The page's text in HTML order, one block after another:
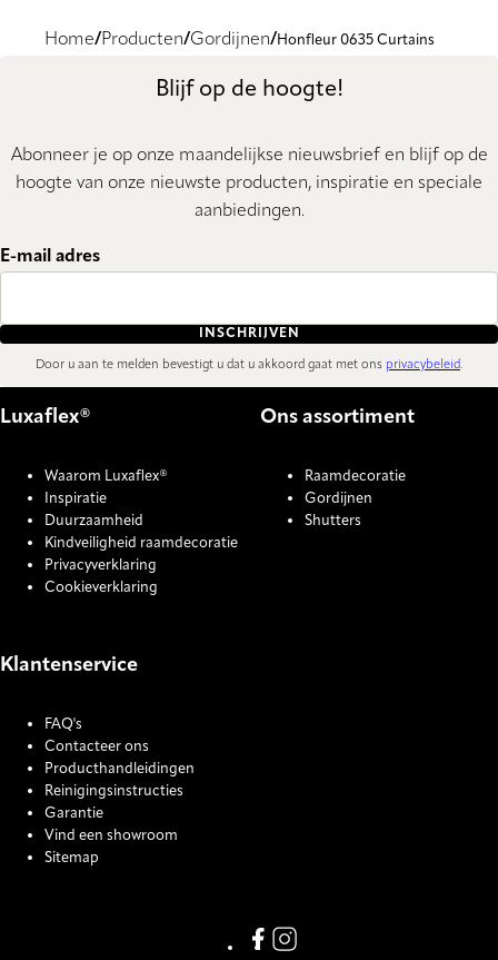
Home Producten Gordijnen Honfleur 0635 Curtains
Blijf op de hoogte!
Abonneer je op onze maandelijkse nieuwsbrief en blijf op de
hoogte van onze nieuwste producten, inspiratie en speciale
aanbiedingen.
E-mail adres
INSCHRIJVEN
Door u aan te melden bevestigt u dat u akkoord gaat met ons privacybeleid.
Luxaflex®
Waarom Luxaflex®
Inspiratie
Duurzaamheid
Kindveiligheid raamdecoratie
Privacyverklaring
Cookieverklaring
Ons assortiment
Raamdecoratie
Gordijnen
Shutters
Klantenservice
FAQ's
Contacteer ons
Producthandleidingen
Reinigingsinstructies
Garantie
Vind een showroom
Sitemap
Link missing Display text from
Link missing Display text